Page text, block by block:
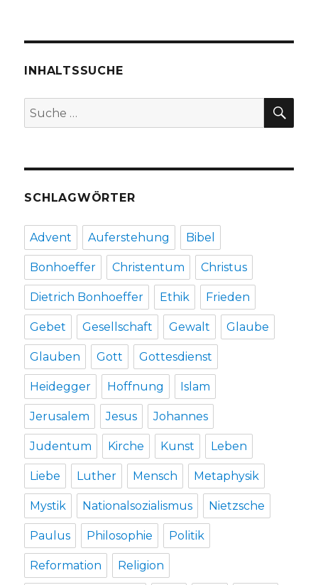
Christoph
Welver
INHALTSSUCHE
Suche
nach:
SCHLAGWÖRTER
Advent Auferstehung Bibel
Bonhoeffer Christentum Christus
Dietrich Bonhoeffer Ethik Frieden
Gebet Gesellschaft Gewalt Glaube
Glauben Gott Gottesdienst
Heidegger Hoffnung Islam
Jerusalem Jesus Johannes
Judentum Kirche Kunst Leben
Liebe Luther Mensch Metaphysik
Mystik Nationalsozialismus Nietzsche
Paulus Philosophie Politik
Reformation Religion